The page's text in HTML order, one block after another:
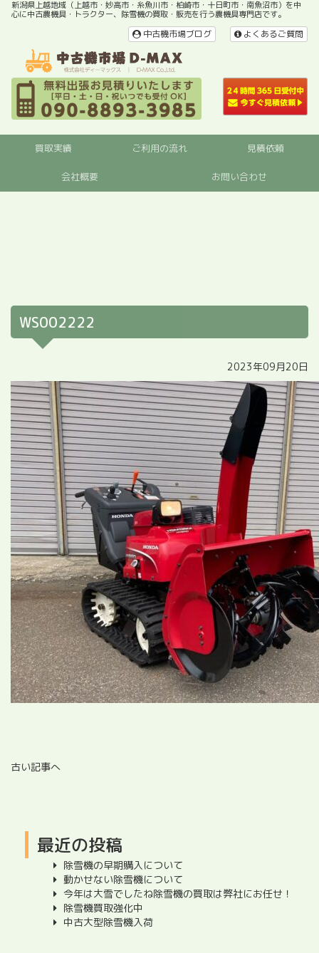
新潟県上越地域（上越市・妙高市・糸魚川市・柏崎市・十日町市・南魚沼市）を中
心に中古農機具・トラクター、除雪機の買取・販売を行う農機具専門店です。
よくあるご質問
中古機市場ブログ
買取実績 ご利用の流れ 見積依頼
会社概要 お問い合わせ
WS002222
2023年09月20日
古い記事へ
最近の投稿
除雪機の早期購入について
動かせない除雪機について
今年は大雪でしたね除雪機の買取は弊社にお任せ！
除雪機買取強化中
中古大型除雪機入荷